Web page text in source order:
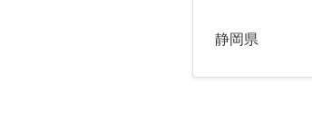
静岡県